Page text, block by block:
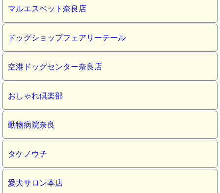
マルエスペット奈良店
ドッグショップフェアリーテール
空港ドッグセンター奈良店
おしゃれ倶楽部
動物病院奈良
タケノウチ
愛犬サロン本店